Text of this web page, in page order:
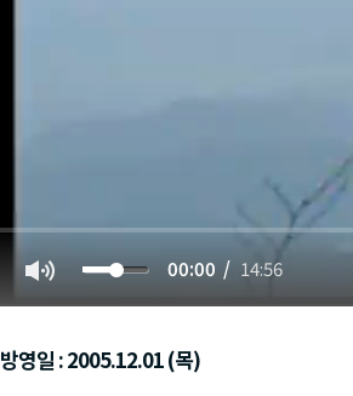
00:00 14:56
방영일 : 2005.12.01 (목)